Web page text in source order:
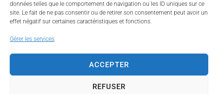
données telles que le comportement de navigation ou les ID uniques sur ce
site. Le fait de ne pas consentir ou de retirer son consentement peut avoir un
effet négatif sur certaines caractéristiques et fonctions.
Gérer les services
ACCEPTER
REFUSER
Mentions légales
Les Agences du Web